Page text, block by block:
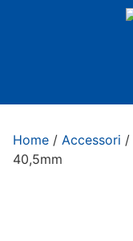
Home / Accessori /
40,5mm